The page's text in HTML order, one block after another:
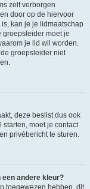
zelf verborgen
door op de hiervoor
kan je je lidmaatschap
groepsleider moet je
je lid wil worden.
groepsleider niet
deze beslist dus ook
moet je contact
privébericht te sturen.
andere kleur?
toegewezen hebben, dit